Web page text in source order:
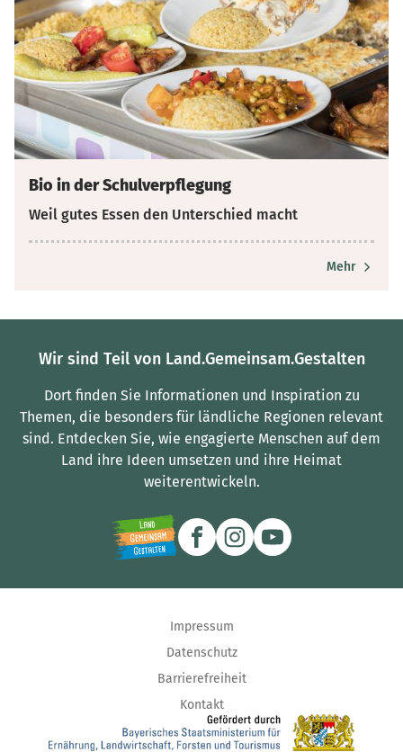
Bio in der Schulverpflegung
Weil gutes Essen den Unterschied macht
Mehr
Wir sind Teil von Land.Gemeinsam.Gestalten
Dort finden Sie Informationen und Inspiration zu
Themen, die besonders für ländliche Regionen relevant
sind. Entdecken Sie, wie engagierte Menschen auf dem
Land ihre Ideen umsetzen und ihre Heimat
weiterentwickeln.
Impressum
Datenschutz
Barrierefreiheit
Kontakt